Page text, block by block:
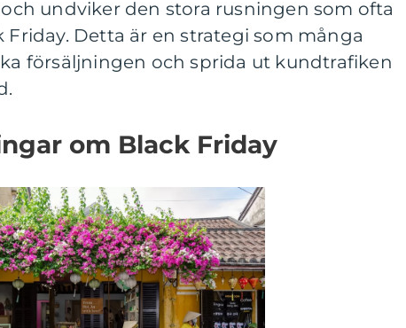
undviker den stora rusningen som ofta
Friday. Detta är en strategi som många
försäljningen och sprida ut kundtrafiken
om Black Friday